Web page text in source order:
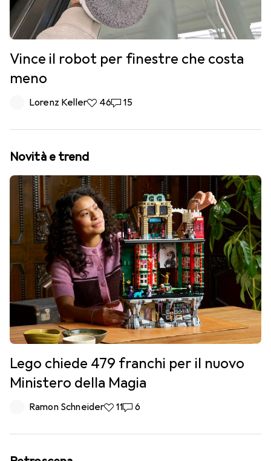
Vince il robot per finestre che costa
meno
Lorenz Keller46 like
4615 commenti
15
Novità e trend
Lego chiede 479 franchi per il nuovo
Ministero della Magia
Ramon Schneider11 like
116 commenti
6